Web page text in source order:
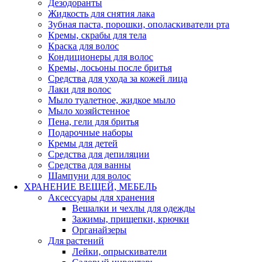
Дезодоранты
Жидкость для снятия лака
Зубная паста, порошки, ополаскиватели рта
Кремы, скрабы для тела
Краска для волос
Кондиционеры для волос
Кремы, лосьоны после бритья
Средства для ухода за кожей лица
Лаки для волос
Мыло туалетное, жидкое мыло
Мыло хозяйстенное
Пена, гели для бритья
Подарочные наборы
Кремы для детей
Средства для депиляции
Средства для ванны
Шампуни для волос
ХРАНЕНИЕ ВЕЩЕЙ, МЕБЕЛЬ
Аксессуары для хранения
Вешалки и чехлы для одежды
Зажимы, прищепки, крючки
Органайзеры
Для растений
Лейки, опрыскиватели